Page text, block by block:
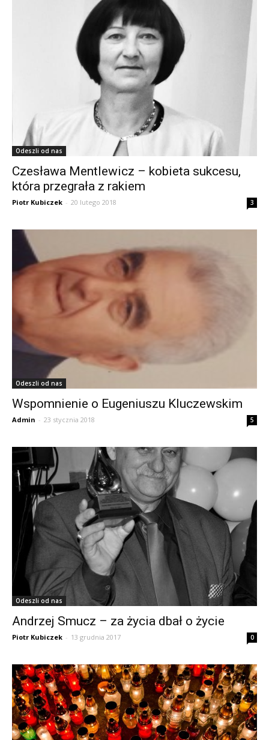
Odeszli od nas
Czesława Mentlewicz – kobieta sukcesu,
która przegrała z rakiem
Piotr Kubiczek - 20 lutego 2018 3
Odeszli od nas
Wspomnienie o Eugeniuszu Kluczewskim
Admin - 23 stycznia 2018 5
Odeszli od nas
Andrzej Smucz – za życia dbał o życie
Piotr Kubiczek - 13 grudnia 2017 0